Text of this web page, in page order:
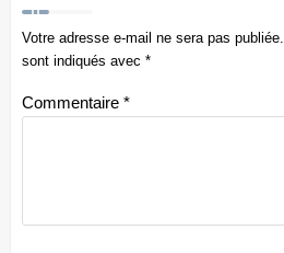
Votre adresse e-mail ne sera pas publiée.
sont indiqués avec *
Commentaire *